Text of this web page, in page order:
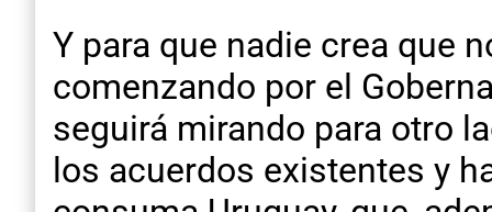
Y para que nadie crea que
comenzando por el
seguirá mirando para otro
los acuerdos existentes y